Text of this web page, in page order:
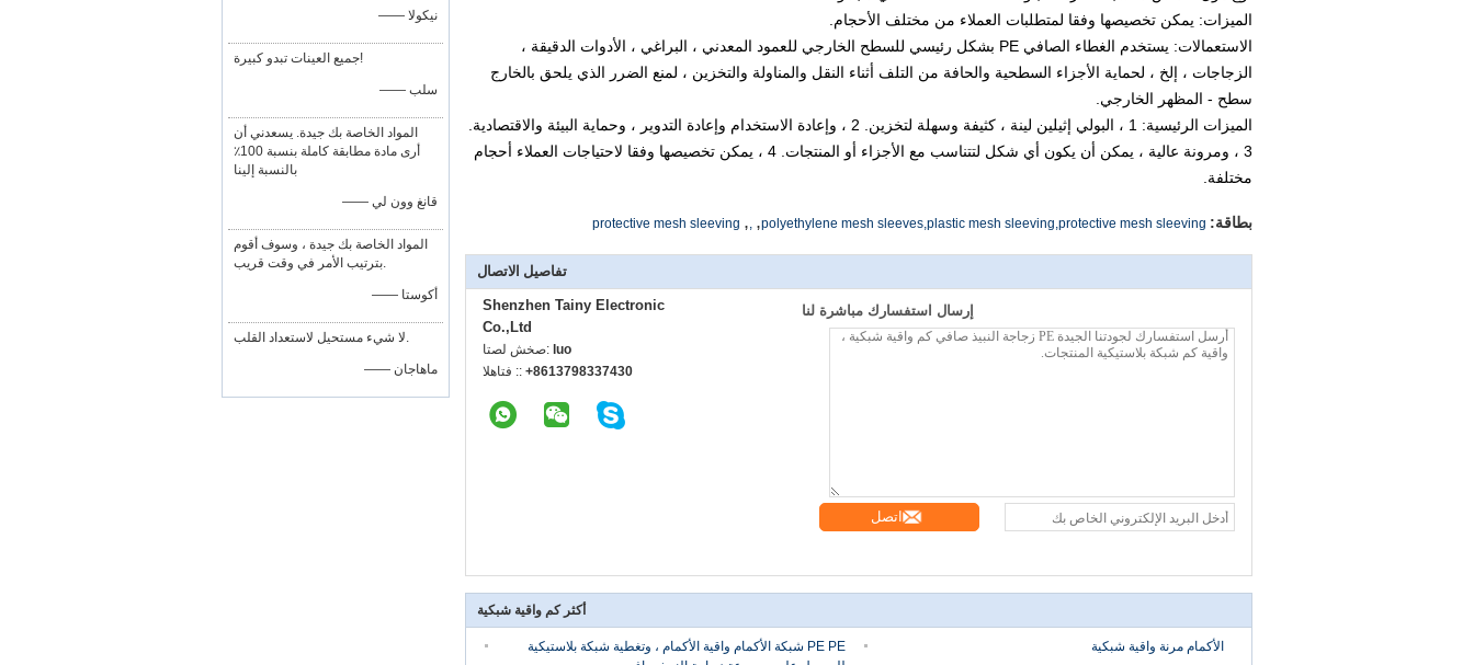
—— نيكولا
جميع العينات تبدو كبيرة!
—— سلب
المواد الخاصة بك جيدة. يسعدني أن
أرى مادة مطابقة كاملة بنسبة 100٪
بالنسبة إلينا
—— قانغ وون لي
المواد الخاصة بك جيدة ، وسوف أقوم
بترتيب الأمر في وقت قريب.
—— أكوستا
لا شيء مستحيل لاستعداد القلب.
—— ماهاجان
الميزات: يمكن تخصيصها وفقا لمتطلبات العملاء من مختلف الأحجام.
الاستعمالات: يستخدم الغطاء الصافي PE بشكل رئيسي للسطح الخارجي للعمود المعدني ، البراغي ، الأدوات الدقيقة ،
الزجاجات ، إلخ ، لحماية الأجزاء السطحية والحافة من التلف أثناء النقل والمناولة والتخزين ، لمنع الضرر الذي يلحق بالخارج
سطح - المظهر الخارجي.
الميزات الرئيسية: 1 ، البولي إثيلين لينة ، كثيفة وسهلة لتخزين.
2 ، وإعادة الاستخدام وإعادة التدوير ، وحماية البيئة والاقتصادية.
3 ، ومرونة عالية ، يمكن أن يكون أي شكل لتتناسب مع الأجزاء أو المنتجات.
4 ، يمكن تخصيصها وفقا لاحتياجات العملاء أحجام
مختلفة.
بطاقة: polyethylene mesh sleeves,plastic mesh sleeving,protective mesh sleeving
,
,
,
protective mesh sleeving
تفاصيل الاتصال
Shenzhen Tainy Electronic
Co.,Ltd
اتصل شخص: luo
الهاتف :: +8613798337430
إرسال استفسارك مباشرة لنا
اتصل
أكثر كم واقية شبكية
PE PE شبكة الأكمام واقية الأكمام ، وتغطية شبكة بلاستيكية
الأكمام مرنة واقية شبكية